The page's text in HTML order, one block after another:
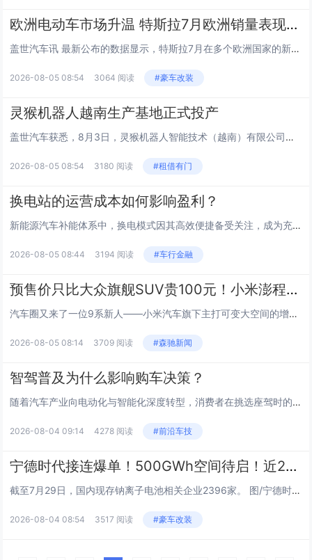
欧洲电动车市场升温 特斯拉7月欧洲销量表现分化
盖世汽车讯 最新公布的数据显示，特斯拉7月在多个欧洲国家的新车注册量走势分化：法国、丹麦市场大幅增长，但挪威、瑞典、意大利、西班牙、葡萄牙市场出现显著下滑。 法国汽车行业协会PFA以及丹麦bilstatistik.dk的数据显示，特斯拉新车...
2026-08-05 08:54 3064 阅读 #豪车改装
灵猴机器人越南生产基地正式投产
盖世汽车获悉，8月3日，灵猴机器人智能技术（越南）有限公司正式投产。此举标志着该公司全球化战略布局取得关键性突破，其海外首个制造基地已投入运营。 图片来源：灵猴机器人 灵猴机器人董事长董浩先生在投产仪式上表示，越南基地将依托...
2026-08-05 08:54 3180 阅读 #租借有门
换电站的运营成本如何影响盈利？
新能源汽车补能体系中，换电模式因其高效便捷备受关注，成为充电模式的重要补充。然而，背后支撑这一模式运转的经济账却十分复杂，许多投资者和运营商关心的是，究竟哪些支出环节决定了最终的投资回报。实际上，站点能否实现正向现金流，核心在于对各项开支的...
2026-08-05 08:44 3194 阅读 #车行金融
预售价只比大众旗舰SUV贵100元！小米澎程优势大吗？
汽车圈又来了一位9系新人——小米汽车旗下主打可变大空间的增程式SUV澎程N90，预售价29.99万元，多方信源显示小订量已超6万台，不过小米汽车官方并没有公布具体订单数据，延续了小米汽车每月销量不公布具体数字的习惯。但是我们从新车上市的讨论...
2026-08-05 08:14 3709 阅读 #森驰新闻
智驾普及为什么影响购车决策？
随着汽车产业向电动化与智能化深度转型，消费者在挑选座驾时的考量维度发生了显著变化。过去大家主要关注发动机排量、变速箱逻辑与底盘调校，如今智能驾驶系统的实际表现成为了关键指标。这并非盲目跟风，而是基于实际用车场景的理性选择，标志着汽车消费逻辑...
2026-08-04 09:14 4278 阅读 #前沿车技
宁德时代接连爆单！500GWh空间待启！近2400家企业抢入赛道
截至7月29日，国内现存钠离子电池相关企业2396家。 图/宁德时代 新能源储能赛道迭代升级，为顺应钠离子电池产业化提速趋势，政策端率先释放积极信号。近日，财政部、海关总署、税务总局发布部分电池消费税政策调整公告，自2026...
2026-08-04 08:54 3517 阅读 #豪车改装